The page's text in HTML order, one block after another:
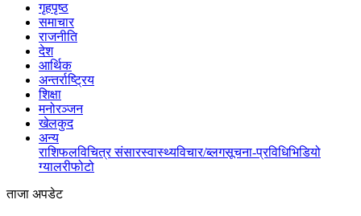
गृहपृष्ठ
समाचार
राजनीति
देश
आर्थिक
अन्तर्राष्ट्रिय
शिक्षा
मनोरञ्जन
खेलकुद
अन्य
राशिफलविचित्र संसारस्वास्थ्यविचार/ब्लगसूचना-प्रविधिभिडियो
ग्यालरीफोटो
ताजा अपडेट